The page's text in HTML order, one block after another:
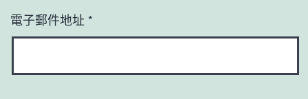
電子郵件地址 *